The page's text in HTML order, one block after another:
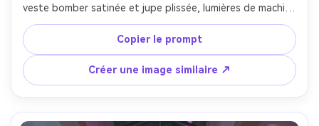
veste bomber satinée et jupe plissée, lumières de machine
à griffes et armoires de jeux floutées en bokeh, brume
VHS, aberration chromatique sur les hautes lumières, pris
avec Canon R5, 50mm f/1.2, cadrage au niveau des yeux,
palette magenta et cyan vive, photoréaliste, focus net
sur les yeux --ar 4:5
Copier le prompt
Créer une image similaire ↗